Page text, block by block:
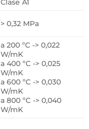
> 0,32 MPa
a 200 ºC -> 0,022
W/mK
a 400 ºC -> 0,025
W/mK
a 600 ºC -> 0,030
W/mK
a 800 ºC -> 0,040
W/mK